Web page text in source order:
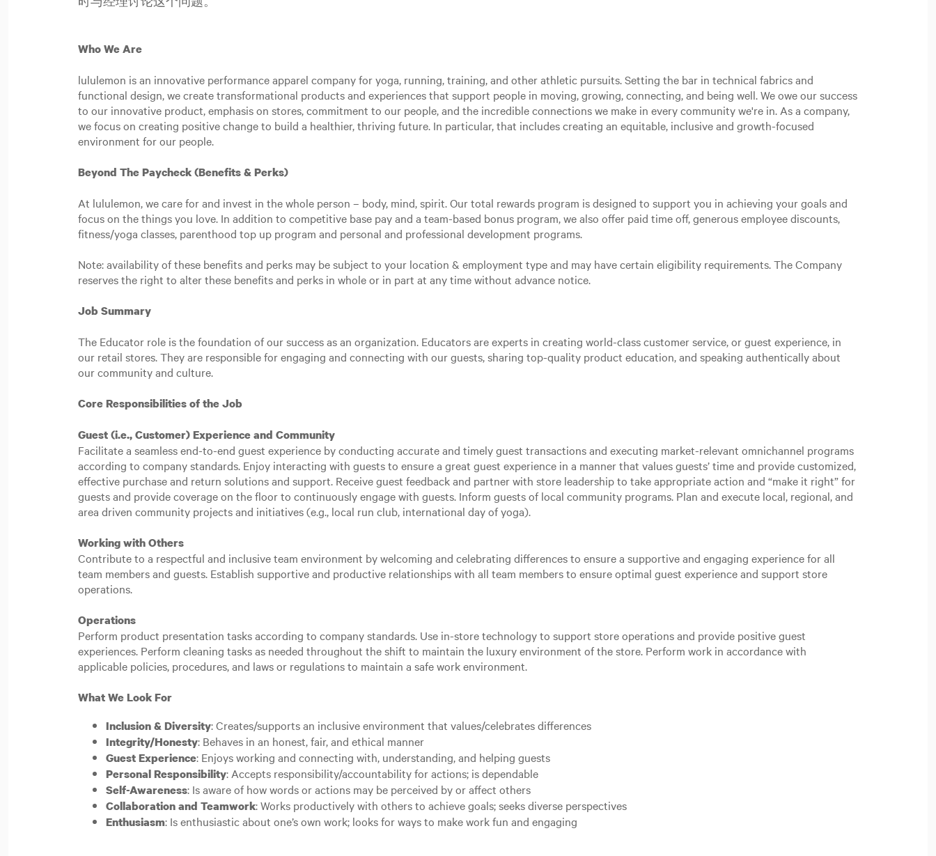
Who We Are
lululemon is an innovative performance apparel company for yoga, running, training, and other athletic pursuits. Setting the bar in technical fabrics and
functional design, we create transformational products and experiences that support people in moving, growing, connecting, and being well. We owe our success
to our innovative product, emphasis on stores, commitment to our people, and the incredible connections we make in every community we're in. As a company,
we focus on creating positive change to build a healthier, thriving future. In particular, that includes creating an equitable, inclusive and growth-focused
environment for our people.
Beyond The Paycheck (Benefits & Perks)
At lululemon, we care for and invest in the whole person – body, mind, spirit. Our total rewards program is designed to support you in achieving your goals and
focus on the things you love. In addition to competitive base pay and a team-based bonus program, we also offer paid time off, generous employee discounts,
fitness/yoga classes, parenthood top up program and personal and professional development programs.
Note: availability of these benefits and perks may be subject to your location & employment type and may have certain eligibility requirements. The Company
reserves the right to alter these benefits and perks in whole or in part at any time without advance notice.
Job Summary
The Educator role is the foundation of our success as an organization. Educators are experts in creating world-class customer service, or guest experience, in
our retail stores. They are responsible for engaging and connecting with our guests, sharing top-quality product education, and speaking authentically about
our community and culture.
Core Responsibilities of the Job
Guest (i.e., Customer) Experience and Community
Facilitate a seamless end-to-end guest experience by conducting accurate and timely guest transactions and executing market-relevant omnichannel programs
according to company standards. Enjoy interacting with guests to ensure a great guest experience in a manner that values guests’ time and provide customized,
effective purchase and return solutions and support. Receive guest feedback and partner with store leadership to take appropriate action and “make it right” for
guests and provide coverage on the floor to continuously engage with guests. Inform guests of local community programs. Plan and execute local, regional, and
area driven community projects and initiatives (e.g., local run club, international day of yoga).
Working with Others
Contribute to a respectful and inclusive team environment by welcoming and celebrating differences to ensure a supportive and engaging experience for all
team members and guests. Establish supportive and productive relationships with all team members to ensure optimal guest experience and support store
operations.
Operations
Perform product presentation tasks according to company standards. Use in-store technology to support store operations and provide positive guest
experiences. Perform cleaning tasks as needed throughout the shift to maintain the luxury environment of the store. Perform work in accordance with
applicable policies, procedures, and laws or regulations to maintain a safe work environment.
What We Look For
Inclusion & Diversity: Creates/supports an inclusive environment that values/celebrates differences
Integrity/Honesty: Behaves in an honest, fair, and ethical manner
Guest Experience: Enjoys working and connecting with, understanding, and helping guests
Personal Responsibility: Accepts responsibility/accountability for actions; is dependable
Self-Awareness: Is aware of how words or actions may be perceived by or affect others
Collaboration and Teamwork: Works productively with others to achieve goals; seeks diverse perspectives
Enthusiasm: Is enthusiastic about one’s own work; looks for ways to make work fun and engaging